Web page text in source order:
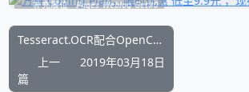
补充展位 Pages_Weblog_Get#0
Tesseract.OCR配合OpenCVSharp 实现相近色背景图像文字轮廓坐标
上一
篇
2019年03月18日